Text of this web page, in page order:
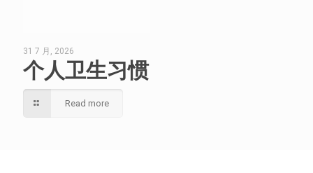
31 7 月, 2026
个人卫生习惯
Read more